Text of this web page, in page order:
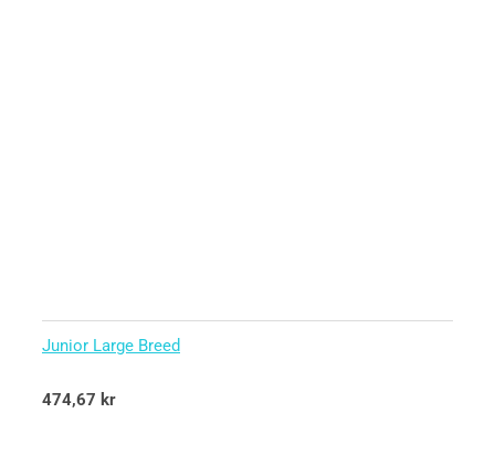
Junior Large Breed
Betygsatt
5.00
474,67 kr